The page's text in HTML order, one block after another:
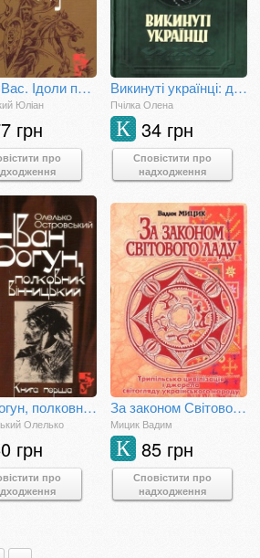
Іду на Вас. Ідоли падуть
Юліан
грн
про
Викинуті українці: до жидівсько-української справи
Пчілка Олена
34 грн
К
Сповістити про
надходження
Іван Богун, полковник вінницький
Олелько
грн
про
За законом Світового ладу: Трипільська цивілізація і світогляд українського народу
Мицик Вадим
85 грн
К
Сповістити про
надходження